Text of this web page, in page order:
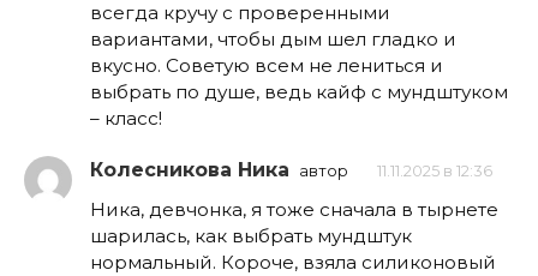
всегда кручу с проверенными
вариантами, чтобы дым шел гладко и
вкусно. Советую всем не лениться и
выбрать по душе, ведь кайф с мундштуком
– класс!
Колесникова Ника автор 11.11.2025 в 12:36
Ника, девчонка, я тоже сначала в тырнете
шарилась, как выбрать мундштук
нормальный. Короче, взяла силиконовый